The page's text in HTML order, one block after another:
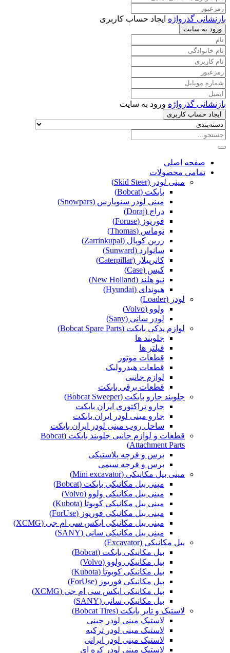
بازنشانی گذرواژه ایجاد حساب کاربری
ورود به سایت
بازنشانی گذرواژه ورود به سایت
ایجاد حساب کاربری
صفحه اصلی
تمامی محصولات
مینی لودر (Skid Steer)
بابکت (Bobcat)
مینی لودر سنوپارس (Snowpars)
دراج (Doraj)
فوریوز (Foruse)
توماس (Thomas)
زرین کوپال (Zarrinkupal)
سانوارد (Sunward)
کاترپیلار (Caterpillar)
کیس (Case)
نیو هلند (New Holland)
هیوندای (Hyundai)
لودر (Loader)
ولوو (Volvo)
لودر سانی (Sany)
لوازم یدکی بابکت (Bobcat Spare Parts)
جلوبند ها
فیلتر ها
قطعات موتور
قطعات هیدرولیک
لوازم جانبی
قطعات برقی بابکت
جلوبند جارو بابکت (Bobcat Sweeper)
جارو تراکتوری ایران بابکت
جارو مینی لودر ایران بابکت
ساحل روب مینی لودر ایران بابکت
قطعات و لوازم جانبی جلوبند بابکت (Bobcat
Attachment Parts)
برس و فرچه پلاستیکی
برس و فرچه سیمی
مینی بیل مکانیکی (Mini excavator)
مینی بیل مکانیکی بابکت (Bobcat)
مینی بیل مکانیکی ولوو (Volvo)
مینی بیل مکانیکی کوبوتا (Kubota)
مینی بیل مکانیکی فوریوز (ForUse)
مینی بیل مکانیکی ایکس سی ام جی (XCMG)
مینی بیل مکانیکی سانی (SANY)
بیل مکانیکی (Excavator)
بیل مکانیکی بابکت (Bobcat)
بیل مکانیکی ولوو (Volvo)
بیل مکانیکی کوبوتا (Kubota)
بیل مکانیکی فوریوز (ForUse)
بیل مکانیکی ایکس سی ام جی (XCMG)
بیل مکانیکی سانی (SANY)
لاستیک و تایر بابکت (Bobcat Tires)
لاستیک مینی لودر چینی
لاستیک مینی لودر ترکیه
لاستیک مینی لودر ایرانی
لاستیک مینی لودر کره ای